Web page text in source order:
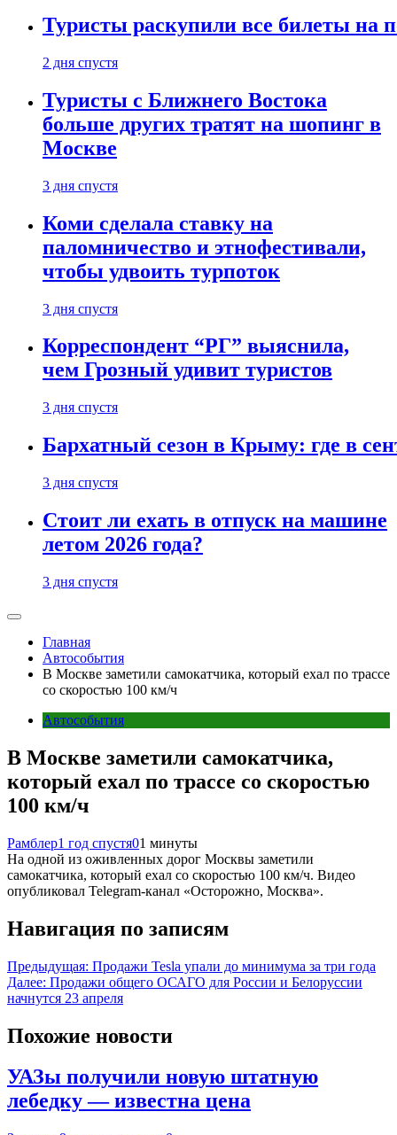
Туристы раскупили все билеты на
2 дня спустя
Туристы с Ближнего Востока
больше других тратят на шопинг в
Москве
3 дня спустя
Коми сделала ставку на
паломничество и этнофестивали,
чтобы удвоить турпоток
3 дня спустя
Корреспондент “РГ” выяснила,
чем Грозный удивит туристов
3 дня спустя
Бархатный сезон в Крыму: где в
3 дня спустя
Стоит ли ехать в отпуск на машине
летом 2026 года?
3 дня спустя
Главная
Автособытия
В Москве заметили самокатчика, который ехал по трассе
со скоростью 100 км/ч
Автособытия
В Москве заметили самокатчика,
который ехал по трассе со скоростью
100 км/ч
Рамблер1 год спустя01 минуты
На одной из оживленных дорог Москвы заметили
самокатчика, который ехал со скоростью 100 км/ч. Видео
опубликовал Telegram-канал «Осторожно, Москва».
Навигация по записям
Предыдущая: Продажи Tesla упали до минимума за три года
Далее: Продажи общего ОСАГО для России и Белоруссии
начнутся 23 апреля
Похожие новости
УАЗы получили новую штатную
лебедку — известна цена